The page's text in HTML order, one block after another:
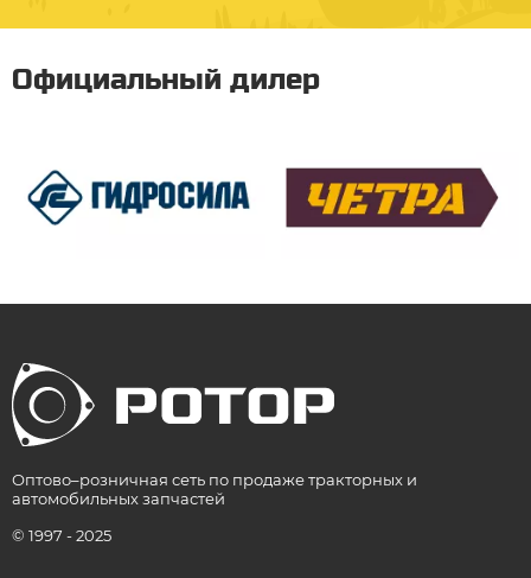
Официальный дилер
Оптово–розничная сеть по продаже тракторных и
автомобильных запчастей
© 1997 - 2025